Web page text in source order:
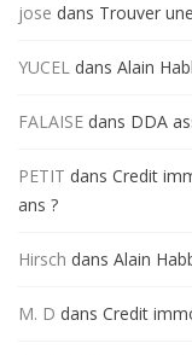
jose dans Trouver
YUCEL dans Alain
FALAISE dans DDA
PETIT dans Credit
ans ?
Hirsch dans Alain
M. D dans Credit